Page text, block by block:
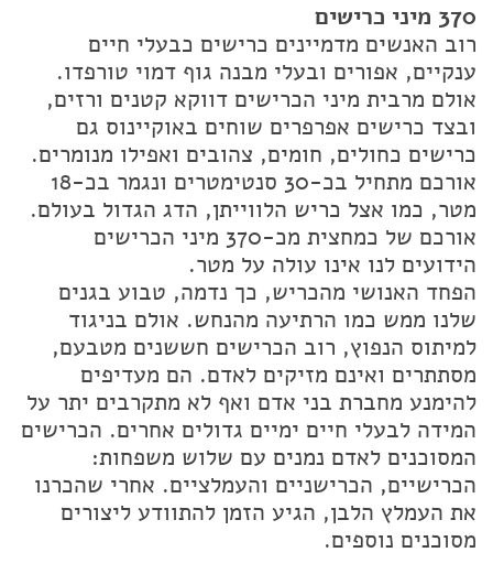
370 מיני כרישים
רוב האנשים מדמיינים כרישים כבעלי חיים
ענקיים, אפורים ובעלי מבנה גוף דמוי טורפדו.
אולם מרבית מיני הכרישים דווקא קטנים ורזים,
ובצד כרישים אפרפרים שוחים באוקיינוס גם
כרישים כחולים, חומים, צהובים ואפילו מנומרים.
אורכם מתחיל בכ-30 סנטימטרים ונגמר בכ-18
מטר, כמו אצל כריש הלווייתן, הדג הגדול בעולם.
אורכם של כמחצית מכ-370 מיני הכרישים
הידועים לנו אינו עולה על מטר.
הפחד האנושי מהכריש, כך נדמה, טבוע בגנים
שלנו ממש כמו הרתיעה מהנחש. אולם בניגוד
למיתוס הנפוץ, רוב הכרישים חששנים מטבעם,
מסתתרים ואינם מזיקים לאדם. הם מעדיפים
להימנע מחברת בני אדם ואף לא מתקרבים יתר על
המידה לבעלי חיים ימיים גדולים אחרים. הכרישים
המסוכנים לאדם נמנים עם שלוש משפחות:
הכרישיים, הכרישניים והעמלציים. אחרי שהכרנו
את העמלץ הלבן, הגיע הזמן להתוודע ליצורים
מסוכנים נוספים.